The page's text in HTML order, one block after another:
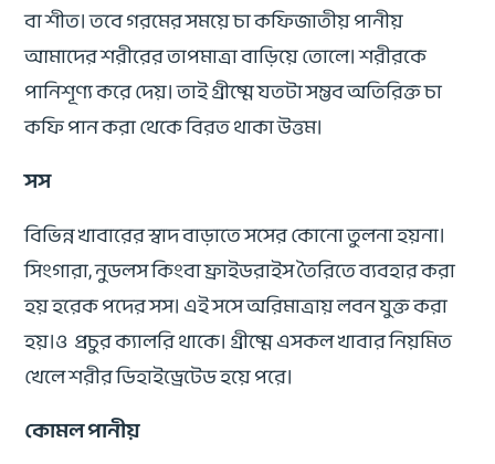
বা শীত। তবে গরমের সময়ে চা কফিজাতীয় পানীয়
আমাদের শরীরের তাপমাত্রা বাড়িয়ে তোলে। শরীরকে
পানিশূণ্য করে দেয়। তাই গ্রীষ্মে যতটা সম্ভব অতিরিক্ত চা
কফি পান করা থেকে বিরত থাকা উত্তম।
সস
বিভিন্ন খাবারের স্বাদ বাড়াতে সসের কোনো তুলনা হয়না।
সিংগারা, নুডলস কিংবা ফ্রাইডরাইস তৈরিতে ব্যবহার করা
হয় হরেক পদের সস। এই সসে অরিমাত্রায় লবন যুক্ত করা
হয়।ও প্রচুর ক্যালরি থাকে। গ্রীষ্মে এসকল খাবার নিয়মিত
খেলে শরীর ডিহাইড্রেটেড হয়ে পরে।
কোমল পানীয়